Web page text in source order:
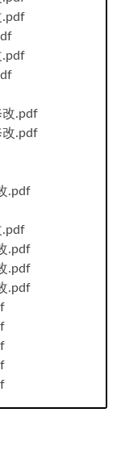
.pdf
.pdf
.pdf
.pdf
.pdf
.pdf
.pdf
.pdf
.pdf